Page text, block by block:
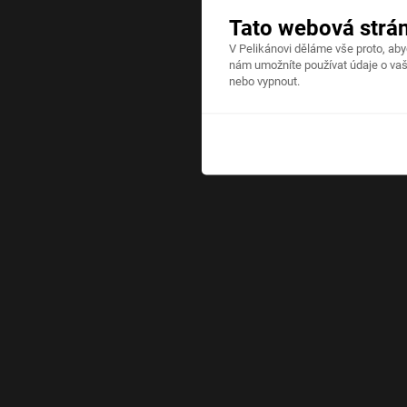
Tato webová
V Pelikánovi děláme vše proto,
nám umožníte používat údaje o
nebo vypnout.